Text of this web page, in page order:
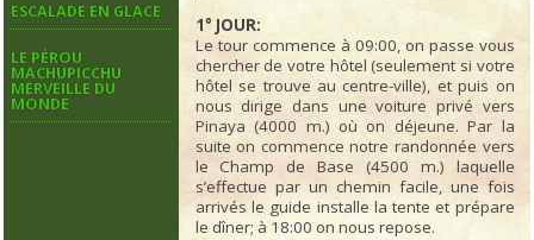
ESCALADE EN GLACE
LE PÉROU
MACHUPICCHU
MERVEILLE DU
MONDE
1° JOUR:
Le tour commence à 09:00, on passe vous
chercher de votre hôtel (seulement si votre
hôtel se trouve au centre-ville), et puis on
nous dirige dans une voiture privé vers
Pinaya (4000 m.) où on déjeune. Par la
suite on commence notre randonnée vers
le Champ de Base (4500 m.) laquelle
s’effectue par un chemin facile, une fois
arrivés le guide installe la tente et prépare
le dîner; à 18:00 on nous repose.